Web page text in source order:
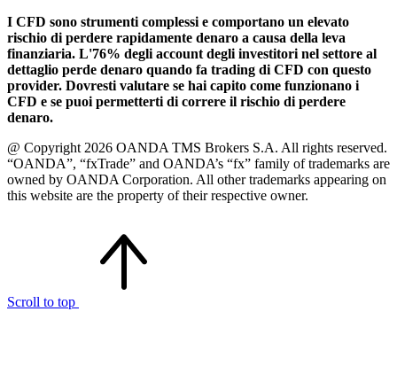
I CFD sono strumenti complessi e comportano un elevato
rischio di perdere rapidamente denaro a causa della leva
finanziaria. L'76% degli account degli investitori nel settore al
dettaglio perde denaro quando fa trading di CFD con questo
provider. Dovresti valutare se hai capito come funzionano i
CFD e se puoi permetterti di correre il rischio di perdere
denaro.
@ Copyright 2026 OANDA TMS Brokers S.A. All rights reserved.
“OANDA”, “fxTrade” and OANDA’s “fx” family of trademarks are
owned by OANDA Corporation. All other trademarks appearing on
this website are the property of their respective owner.
Scroll to top